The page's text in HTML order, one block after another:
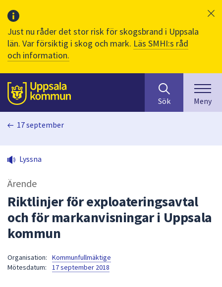
Just nu råder det stor risk för skogsbrand i Uppsala
län. Var försiktig i skog och mark. Läs SMHI:s råd
och information.
Till sidans
huvudinnehåll
efter
innehåll
på
sökfältet
kommer
sökförslag
Sök Meny
17 september
Lyssna
Ärende
Riktlinjer för exploateringsavtal
och för markanvisningar i Uppsala
kommun
Organisation:
Kommunfullmäktige
Mötesdatum:
17 september 2018